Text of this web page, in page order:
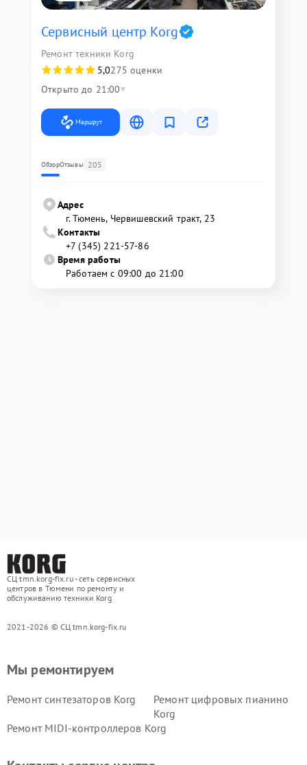
Сервисный центр Korg
Ремонт техники Korg
5,0275 оценки
Открыто до 21:00
Маршрут
ОбзорОтзывы 205
Адрес
г. Тюмень, ​Червишевский тракт, 23
Контакты
+7 (345) 221-57-86
Время работы
Работаем с 09:00 до 21:00
СЦ tmn.korg-fix.ru - сеть сервисных
центров в Тюмени по ремонту и
обслуживанию техники Korg
2021-2026 © СЦ tmn.korg-fix.ru
Мы ремонтируем
Ремонт синтезаторов Korg
Ремонт цифровых пианино
Korg
Ремонт MIDI-контроллеров Korg